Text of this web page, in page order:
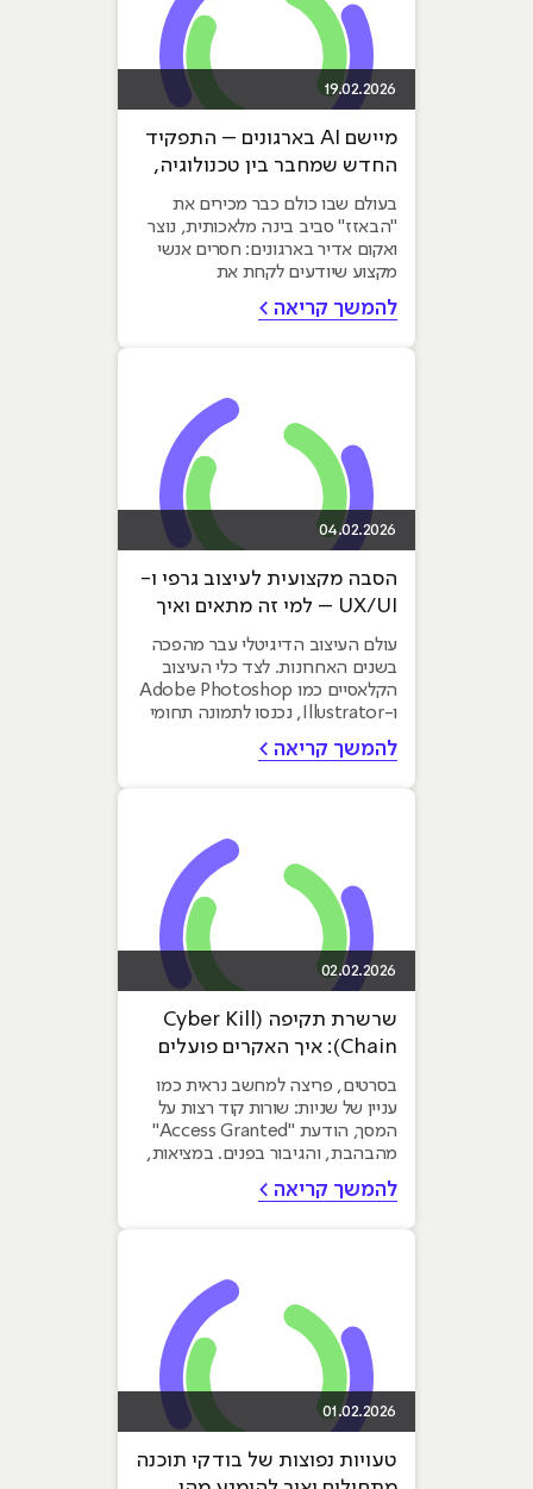
19.02.2026
מיישם AI בארגונים – התפקיד
החדש שמחבר בין טכנולוגיה,
עסק ואנשים
בעולם שבו כולם כבר מכירים את
"הבאזז" סביב בינה מלאכותית, נוצר
ואקום אדיר בארגונים: חסרים אנשי
מקצוע שיודעים לקחת את
הטכנולוגיה הזו ולהפוך...
להמשך קריאה >
04.02.2026
הסבה מקצועית לעיצוב גרפי ו-
UX/UI – למי זה מתאים ואיך
משתלבים בתעשייה?
עולם העיצוב הדיגיטלי עבר מהפכה
בשנים האחרונות. לצד כלי העיצוב
הקלאסיים כמו Adobe Photoshop
ו-Illustrator, נכנסו לתמונה תחומי
האפיון וחוויית המשתמש...
להמשך קריאה >
02.02.2026
שרשרת תקיפה (Cyber Kill
Chain): איך האקרים פועלים
שלב-אחר-שלב
בסרטים, פריצה למחשב נראית כמו
עניין של שניות: שורות קוד רצות על
המסך, הודעת "Access Granted"
מהבהבת, והגיבור בפנים. במציאות,
מתקפת סייבר...
להמשך קריאה >
01.02.2026
טעויות נפוצות של בודקי תוכנה